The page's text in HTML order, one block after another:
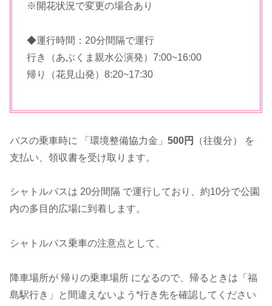
※開花状況で変更の場合あり
◆運行時間：20分間隔で運行
行き（あぶくま親水公演発）7:00~16:00
帰り（花見山発）8:20~17:30
バスの乗車時に 「環境整備協力金」 500円
（往復分） を
支払い、領収書を受け取ります。
シャトルバスは 20分間隔 で運行しており、約10分で公園
内の多目的広場に到着します。
シャトルバス乗車の注意点として、
降車場所が 帰りの乗車場所 になるので、帰るときは「福
島駅行き」と間違えないよう*行き先を確認してください